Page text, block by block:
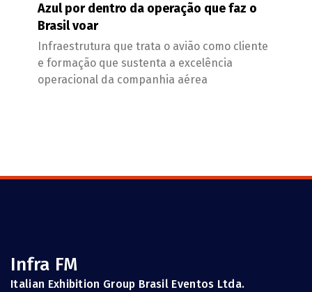
Azul por dentro da operação que faz o
Brasil voar
Infraestrutura que trata o avião como cliente
e formação que sustenta a excelência
operacional da companhia aérea
Infra FM
Italian Exhibition Group Brasil Eventos Ltda.